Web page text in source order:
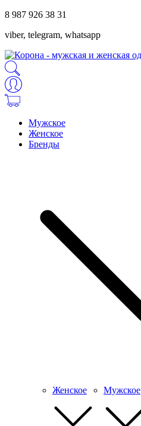
8 987 926 38 31
viber, telegram, whatsapp
Мужское
Женское
Бренды
Женское Мужское